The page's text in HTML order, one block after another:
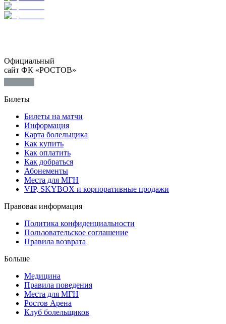
Официальный
сайт ФК «РОСТОВ»
Билеты
Билеты на матчи
Информация
Карта болельщика
Как купить
Как оплатить
Как добраться
Абонементы
Места для МГН
VIP, SKYBOX и корпоративные продажи
Правовая информация
Политика конфиденциальности
Пользовательское соглашение
Правила возврата
Больше
Медицина
Правила поведения
Места для МГН
Ростов Арена
Клуб болельщиков